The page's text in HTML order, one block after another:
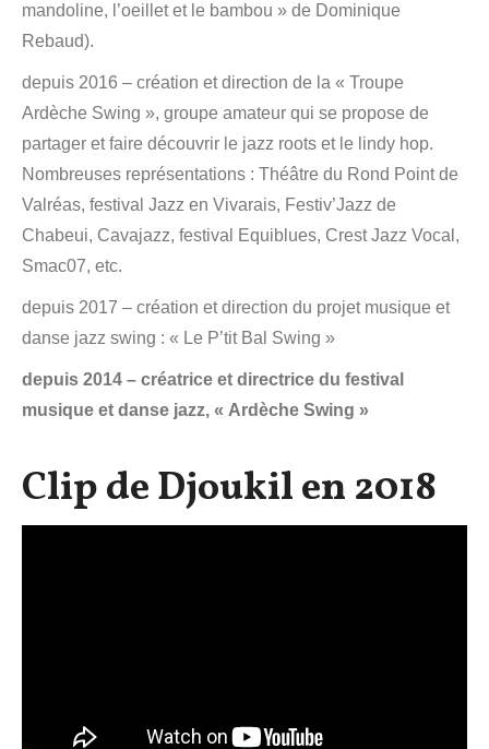
mandoline, l’oeillet et le bambou » de Dominique
Rebaud).
depuis 2016 – création et direction de la « Troupe
Ardèche Swing », groupe amateur qui se propose de
partager et faire découvrir le jazz roots et le lindy hop.
Nombreuses représentations : Théâtre du Rond Point de
Valréas, festival Jazz en Vivarais, Festiv’Jazz de
Chabeui, Cavajazz, festival Equiblues, Crest Jazz Vocal,
Smac07, etc.
depuis 2017 – création et direction du projet musique et
danse jazz swing : « Le P’tit Bal Swing »
depuis 2014 – créatrice et directrice du festival
musique et danse jazz, « Ardèche Swing »
Clip de Djoukil en 2018